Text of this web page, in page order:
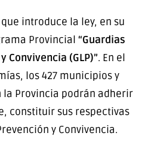
introduce la ley, en su
Provincial “Guardias
Convivencia (GLP)”. En el
los 427 municipios y
la Provincia podrán adherir
constituir sus respectivas
y Convivencia.